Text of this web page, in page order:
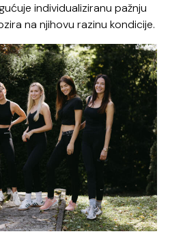
individualiziranu pažnju
na njihovu razinu kondicije.